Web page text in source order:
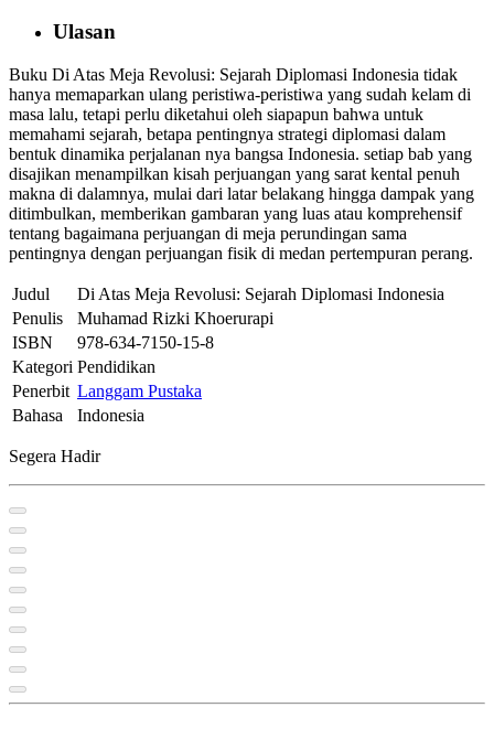
Ulasan
Buku Di Atas Meja Revolusi: Sejarah Diplomasi Indonesia tidak
hanya memaparkan ulang peristiwa-peristiwa yang sudah kelam di
masa lalu, tetapi perlu diketahui oleh siapapun bahwa untuk
memahami sejarah, betapa pentingnya strategi diplomasi dalam
bentuk dinamika perjalanan nya bangsa Indonesia. setiap bab yang
disajikan menampilkan kisah perjuangan yang sarat kental penuh
makna di dalamnya, mulai dari latar belakang hingga dampak yang
ditimbulkan, memberikan gambaran yang luas atau komprehensif
tentang bagaimana perjuangan di meja perundingan sama
pentingnya dengan perjuangan fisik di medan pertempuran perang.
Judul
Di Atas Meja Revolusi: Sejarah Diplomasi Indonesia
Penulis
Muhamad Rizki Khoerurapi
ISBN
978-634-7150-15-8
Kategori Pendidikan
Penerbit Langgam Pustaka
Bahasa
Indonesia
Segera Hadir